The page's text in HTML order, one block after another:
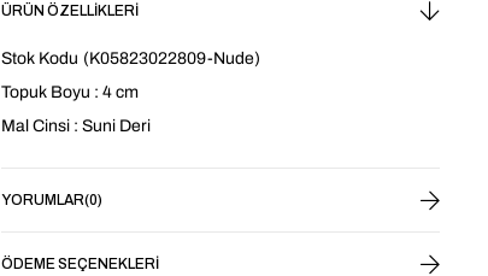
ÜRÜN ÖZELLIKLERI
Stok Kodu (K05823022809-Nude)
Topuk Boyu : 4 cm
Mal Cinsi : Suni Deri
YORUMLAR(0)
ÖDEME SEÇENEKLERI